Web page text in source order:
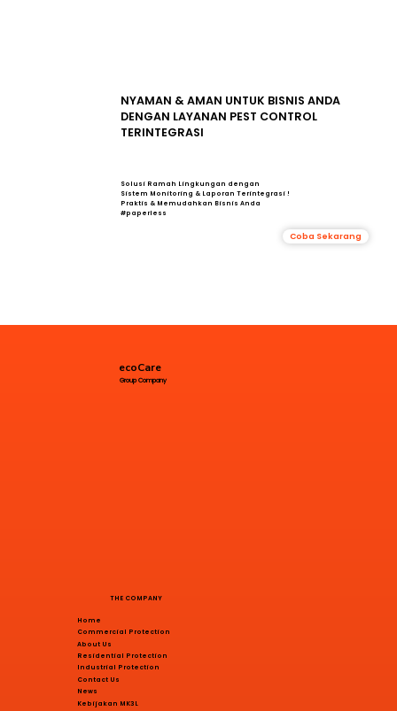
NYAMAN & AMAN UNTUK BISNIS ANDA
DENGAN LAYANAN PEST CONTROL
TERINTEGRASI
Solusi Ramah Lingkungan dengan
Sistem Monitoring & Laporan Terintegrasi !
Praktis & Memudahkan Bisnis Anda
#paperless
Coba Sekarang
THE COMPANY
Commercial Protection
Home
About Us
Industrial Protection
Residential Protection
Contact Us
News
Kebijakan MK3L
ecoCare
Group Company